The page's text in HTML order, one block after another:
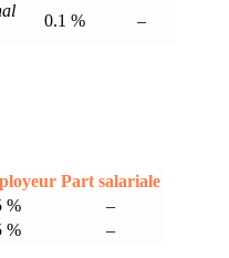
0.1 % –
Part salariale
%
–
% –